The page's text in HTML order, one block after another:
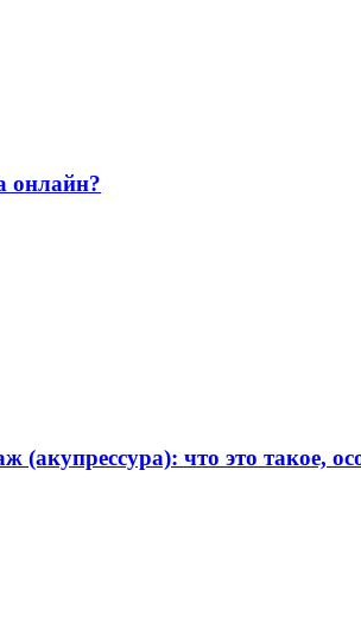
онлайн?
(акупрессура): что это такое,